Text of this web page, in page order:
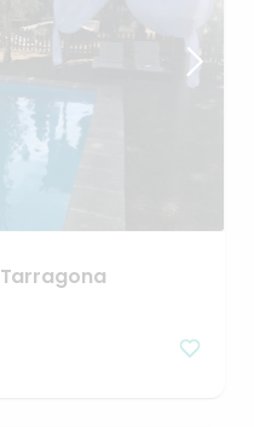
Tarragona